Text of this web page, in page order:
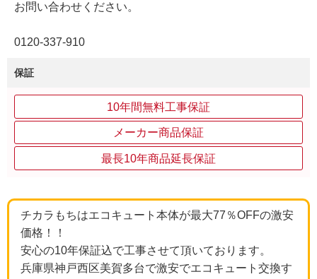
お問い合わせください。
0120‐337‐910
保証
10年間無料工事保証
メーカー商品保証
最長10年商品延長保証
チカラもちはエコキュート本体が最大77％OFFの激安
価格！！
安心の10年保証込で工事させて頂いております。
兵庫県神戸西区美賀多台で激安でエコキュート交換す